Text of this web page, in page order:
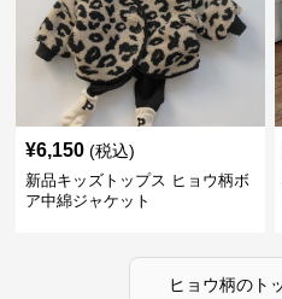
¥6,150 (税込)
新品キッズトップス ヒョウ柄ボ
ア中綿ジャケット
ヒョウ柄のト